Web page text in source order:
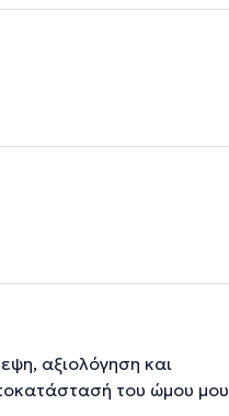
αξιολόγηση και
του ώμου μου